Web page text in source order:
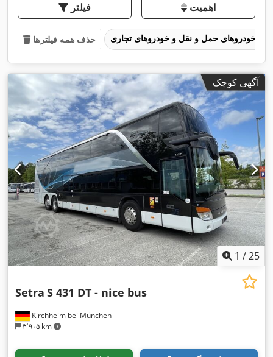
فیلتر اهمیت
حذف همه فیلترها
آگهی کوچک
1 /25
Kirchheim bei München
۳٬۹۰۵ km
Setra S 431 DT - nice bus